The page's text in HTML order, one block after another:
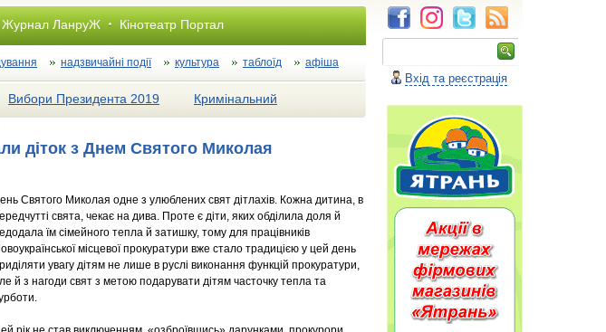
Журнал ЛанруЖ Кінотеатр Портал
надзвичайні події культура таблоїд афіша
Вибори Президента 2019
Кримінальний
діток з Днем Святого Миколая
Святого Миколая одне з улюблених свят дітлахів. Кожна дитина, в
свята, чекає на дива. Проте є діти, яких обділила доля й
їм сімейного тепла й затишку, тому для працівників
місцевої прокуратури вже стало традицією у цей день
увагу дітям не лише в руслі виконання функцій прокуратури,
й з нагоди свят з метою подарувати дітям часточку тепла та
Вхід та реєстрація